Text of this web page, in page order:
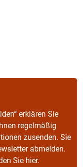
erklären Sie
regelmäßig
zusenden. Sie
abmelden.
Sie hier.